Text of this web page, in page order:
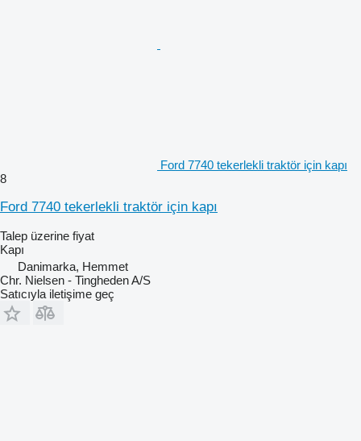
Ford 7740 tekerlekli traktör için kapı
8
Ford 7740 tekerlekli traktör için kapı
Talep üzerine fiyat
Kapı
Danimarka, Hemmet
Chr. Nielsen - Tingheden A/S
Satıcıyla iletişime geç